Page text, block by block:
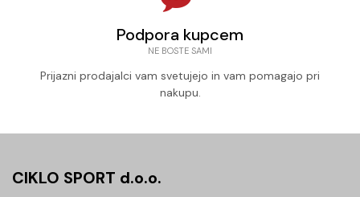
Podpora kupcem
NE BOSTE SAMI
Prijazni prodajalci vam svetujejo in vam pomagajo pri
nakupu.
CIKLO SPORT d.o.o.